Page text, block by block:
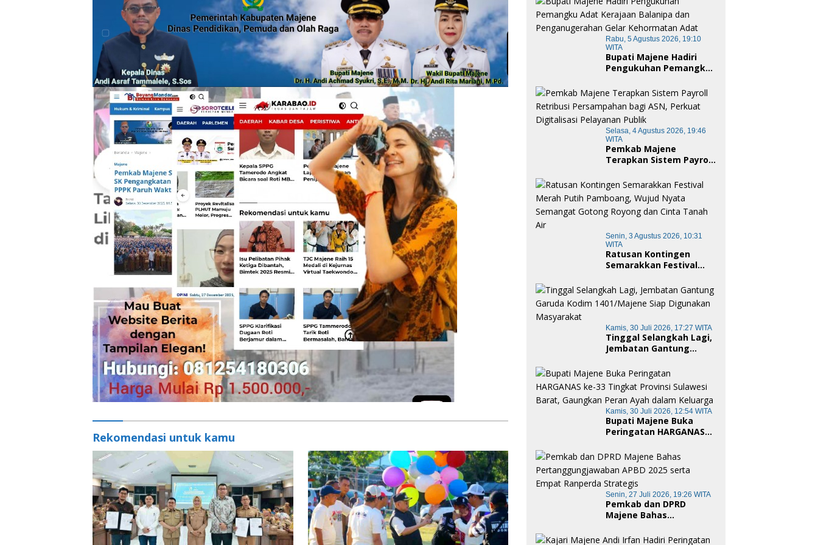
Rekomendasi untuk kamu
Rabu, 5 Agustus 2026, 19:10
WITA
Bupati Majene Hadiri
Pengukuhan Pemangku
dan Penganugerahan
Gelar Kehormatan Adat
Selasa, 4 Agustus 2026, 19:46
WITA
Pemkab Majene
Terapkan Sistem Payroll
bagi ASN, Perkuat
Digitalisasi Pelayanan
Publik
Senin, 3 Agustus 2026, 10:31
WITA
Ratusan Kontingen
Semarakkan Festival
Wujud Nyata Semangat
Gotong Royong dan
Cinta Tanah Air
Kamis, 30 Juli 2026, 17:27 WITA
Tinggal Selangkah Lagi,
Jembatan Gantung
1401/Majene Siap
Digunakan Masyarakat
Kamis, 30 Juli 2026, 12:54 WITA
Bupati Majene Buka
Peringatan HARGANAS
Sulawesi Barat,
Gaungkan Peran Ayah
dalam Keluarga
Senin, 27 Juli 2026, 19:26 WITA
Pemkab dan DPRD
Majene Bahas
APBD 2025 serta Empat